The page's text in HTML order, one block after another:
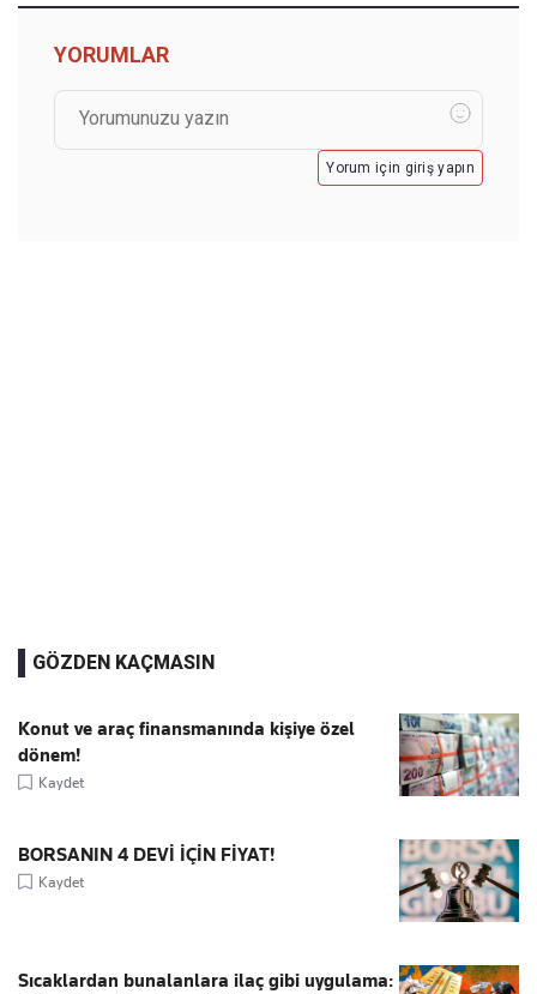
YORUMLAR
Yorum için giriş yapın
GÖZDEN KAÇMASIN
Konut ve araç finansmanında kişiye özel
dönem!
Kaydet
BORSANIN 4 DEVİ İÇİN FİYAT!
Kaydet
Sıcaklardan bunalanlara ilaç gibi uygulama: